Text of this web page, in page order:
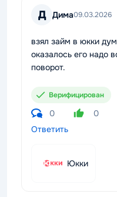
Д Дима09.03.2026
взял займ в юкки
оказалось его надо
поворот.
Верифицирован
0 0
Ответить
Юкки